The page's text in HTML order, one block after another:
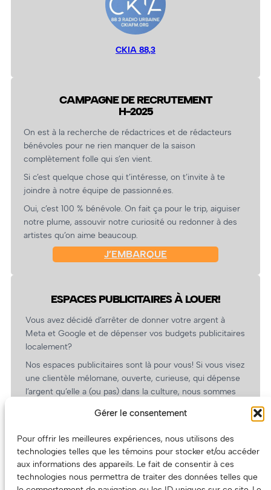
Gérer le consentement
Pour offrir les meilleures expériences, nous utilisons des
technologies telles que les témoins pour stocker et/ou accéder
aux informations des appareils. Le fait de consentir à ces
technologies nous permettra de traiter des données telles que
CKIA 88,3
CAMPAGNE DE RECRUTEMENT
H-2025
On est à la recherche de rédactrices et de rédacteurs
bénévoles pour ne rien manquer de la saison
complètement folle qui s’en vient.
Si c’est quelque chose qui t’intéresse, on t’invite à te
joindre à notre équipe de passionné.es.
Oui, c’est 100 % bénévole. On fait ça pour le trip, aiguiser
notre plume, assouvir notre curiosité ou redonner à des
artistes qu’on aime beaucoup.
J’EMBARQUE
ESPACES PUBLICITAIRES À LOUER!
Vous avez décidé d’arrêter de donner votre argent à
Meta et Google et de dépenser vos budgets publicitaires
localement?
Nos espaces publicitaires sont là pour vous! Si vous visez
une clientèle mélomane, ouverte, curieuse, qui dépense
l’argent qu’elle a (ou pas) dans la culture, nous sommes
revient.
(Oui, on va avoir des tarifs spéciaux pour vous, les
artistes!)